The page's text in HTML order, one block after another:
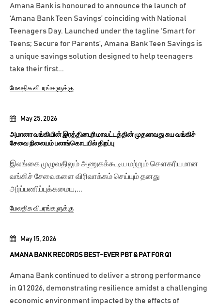
May 15, 2026
AMANA BANK RECORDS BEST-EVER PBT & PAT FOR Q1
Amana Bank continued to deliver a strong performance
in Q1 2026, demonstrating resilience amidst a challenging
economic environment impacted by the effects of
May 25, 2026
அமானா வங்கியின் இரத்தினபுரி மாவட்டத்தின் முதலாவது சுய வங்கிச்
சேவை நிலையம் பலாங்கொடயில் திறப்பு
இலங்கை முழுவதிலும் அணுகக்கூடிய மற்றும் சௌகரியமான
வங்கிச் சேவைகளை விரிவாக்கம் செய்யும் தனது
அர்ப்பணிப்புக்கமைய,...
மேலதிக விபரங்களுக்கு
Amana Bank is honoured to announce the launch of
‘Amana Bank Teen Savings’ coinciding with National
Teenagers Day. Launched under the tagline ‘Smart for
Teens; Secure for Parents’, Amana Bank Teen Savings is
a unique savings solution designed to help teenagers
take their first...
மேலதிக விபரங்களுக்கு